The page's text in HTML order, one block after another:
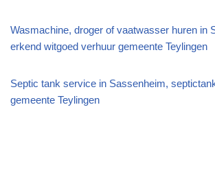
Wasmachine, droger of vaatwasser huren in
erkend witgoed verhuur gemeente Teylingen
Septic tank service in Sassenheim,
gemeente Teylingen